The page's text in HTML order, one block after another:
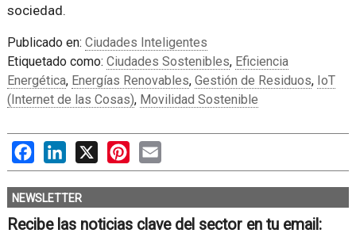
sociedad.
Publicado en: Ciudades Inteligentes
Etiquetado como: Ciudades Sostenibles, Eficiencia
Energética, Energías Renovables, Gestión de Residuos, IoT
(Internet de las Cosas), Movilidad Sostenible
FacebookLinkedIn
X PinterestEmail
NEWSLETTER
Recibe las noticias clave del sector en tu email: